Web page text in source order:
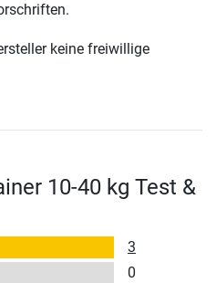
keine freiwillige
10-40 kg Test &
3
0